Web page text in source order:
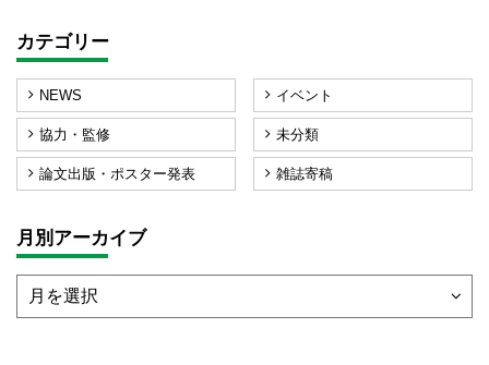
カテゴリー
NEWS イベント
協力・監修 未分類
論文出版・ポスター発表 雑誌寄稿
月別アーカイブ